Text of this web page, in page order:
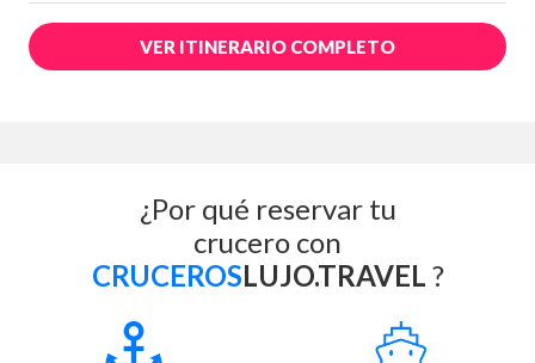
VER ITINERARIO COMPLETO
¿Por qué reservar tu
crucero con
CRUCEROSLUJO.TRAVEL ?